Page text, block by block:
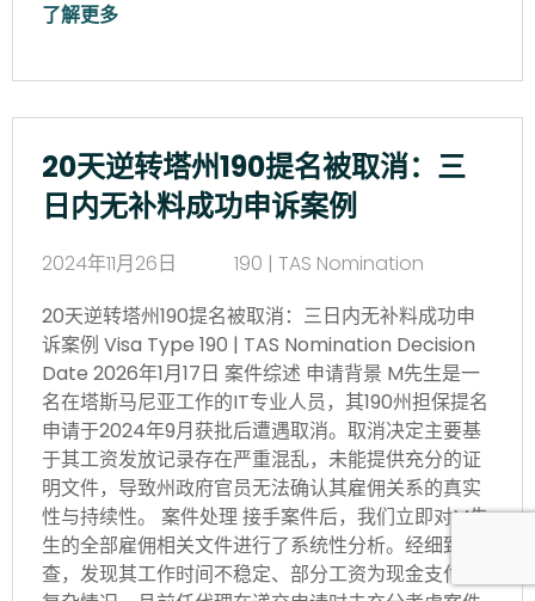
了解更多
20天逆转塔州190提名被取消：三
日内无补料成功申诉案例
2024年11月26日
190 | TAS Nomination
20天逆转塔州190提名被取消：三日内无补料成功申
诉案例 Visa Type 190 | TAS Nomination Decision
Date 2026年1月17日 案件综述 申请背景 M先生是一
名在塔斯马尼亚工作的IT专业人员，其190州担保提名
申请于2024年9月获批后遭遇取消。取消决定主要基
于其工资发放记录存在严重混乱，未能提供充分的证
明文件，导致州政府官员无法确认其雇佣关系的真实
性与持续性。 案件处理 接手案件后，我们立即对M先
生的全部雇佣相关文件进行了系统性分析。经细致核
查，发现其工作时间不稳定、部分工资为现金支付等